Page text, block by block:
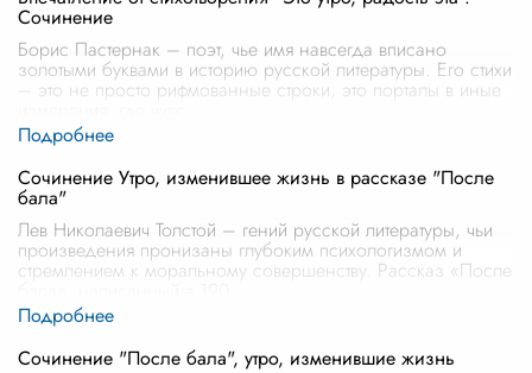
Сочинение
Борис Пастернак – поэт, чье имя навсегда вписано
золотыми буквами в историю русской литературы. Его стихи
– это не просто рифмованные строки, это порталы в иные
Сочинение Утро, изменившее жизнь в рассказе "После
бала"
Лев Николаевич Толстой – гений русской литературы, чьи
произведения пронизаны глубоким психологизмом и
стремлением к моральному совершенству. Рассказ «После
Сочинение "После бала", утро, изменившие жизнь